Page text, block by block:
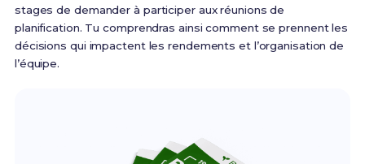
stages de demander à participer aux réunions de
planification. Tu comprendras ainsi comment se prennent les
décisions qui impactent les rendements et l’organisation de
l’équipe.